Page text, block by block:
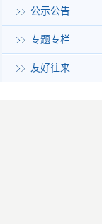
公示公告
专题专栏
友好往来